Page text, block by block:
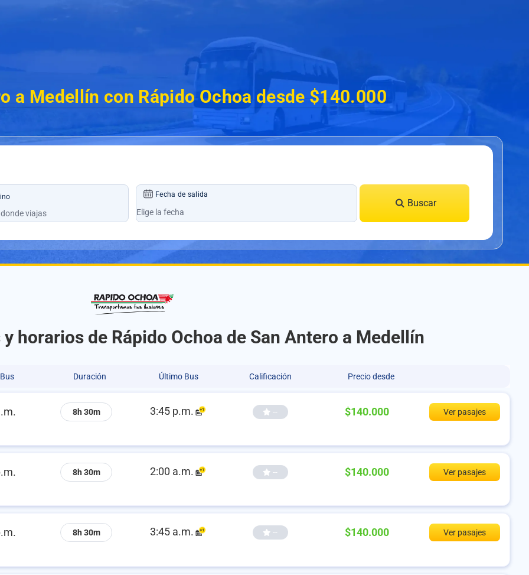
a Medellín con Rápido Ochoa desde $140.000
Fecha de salida
Buscar
horarios de Rápido Ochoa de San Antero a Medellín
Duración Último Bus Calificación Precio desde
8h 30m 3:45 p.m. -- $140.000
Ver pasajes
8h 30m 2:00 a.m. -- $140.000
Ver pasajes
8h 30m 3:45 a.m. -- $140.000
Ver pasajes